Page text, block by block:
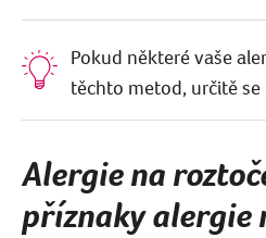
Pokud některé vaše
těchto metod, určitě
Alergie na
příznaky alergie